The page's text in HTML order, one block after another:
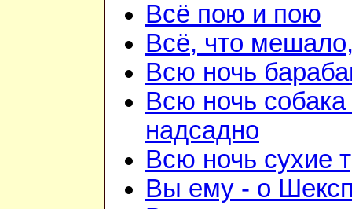
Всё пою и пою
Всё, что
Всю ночь
Всю ночь
надсадно
Всю ночь сухие
Вы ему - о